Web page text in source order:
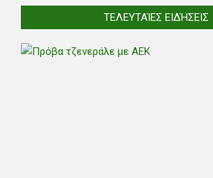
ΤΕΛΕΥΤΑΊΕΣ ΕΙΔΉΣΕΙΣ